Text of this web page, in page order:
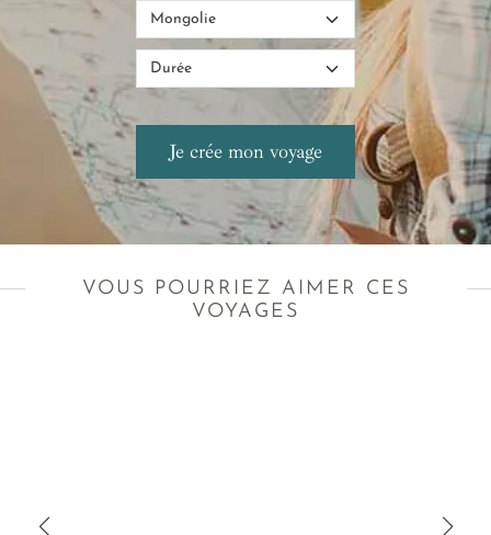
VOUS POURRIEZ AIMER CES
VOYAGES